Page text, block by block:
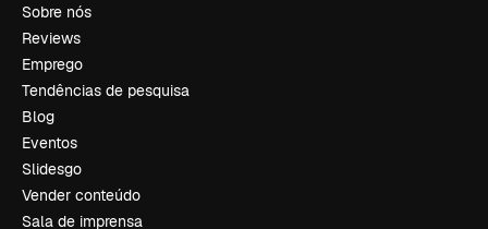
Sobre nós
Reviews
Emprego
Tendências de pesquisa
Blog
Eventos
Slidesgo
Vender conteúdo
Sala de imprensa